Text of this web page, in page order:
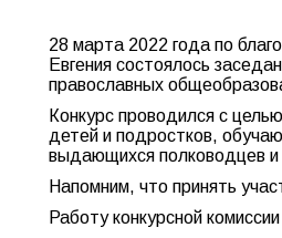
28 марта 2022 года по
Евгения состоялось
православных
Конкурс проводился с
детей и подростков,
выдающихся полководцев и
Напомним, что принять
Работу конкурсной